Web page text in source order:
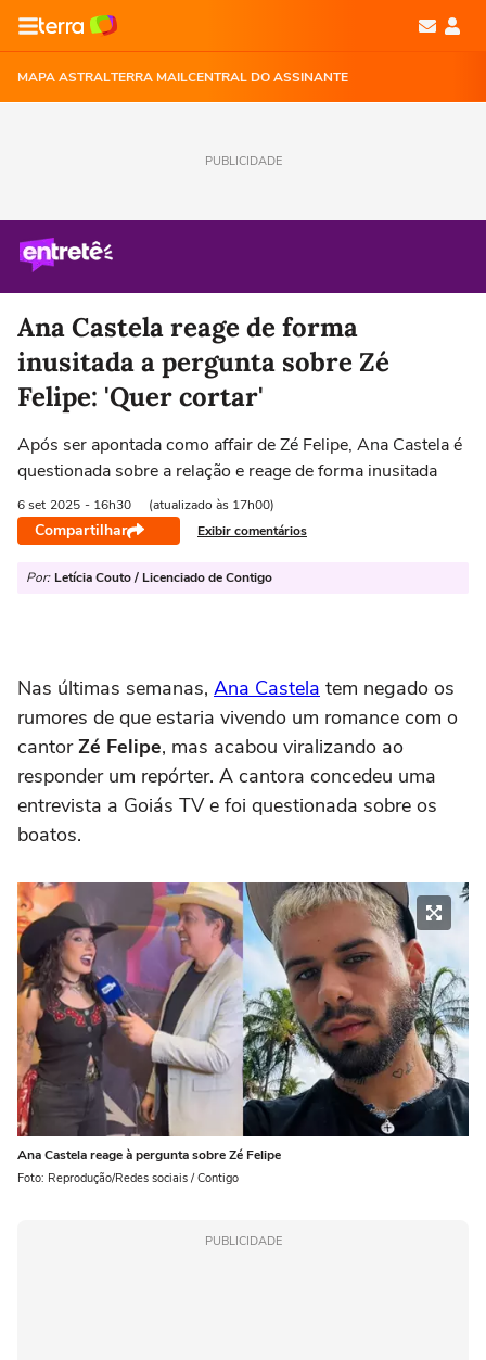
MAPA ASTRALTERRA MAILCENTRAL DO ASSINANTE
PUBLICIDADE
Ana Castela reage de forma
inusitada a pergunta sobre Zé
Felipe: 'Quer cortar'
Após ser apontada como affair de Zé Felipe, Ana Castela é
questionada sobre a relação e reage de forma inusitada
6 set 2025 - 16h30 (atualizado às 17h00)
Compartilhar Exibir comentários
Por: Letícia Couto / Licenciado de Contigo
Nas últimas semanas, Ana Castela tem negado os
rumores de que estaria vivendo um romance com o
cantorZé Felipe, mas acabou viralizando ao
responder um repórter. A cantora concedeu uma
entrevista a Goiás TV e foi questionada sobre os
boatos.
Ana Castela reage à pergunta sobre Zé Felipe
Foto: Reprodução/Redes sociais / Contigo
PUBLICIDADE